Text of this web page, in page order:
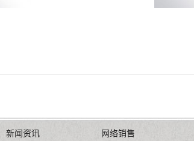
新闻资讯 网络销售